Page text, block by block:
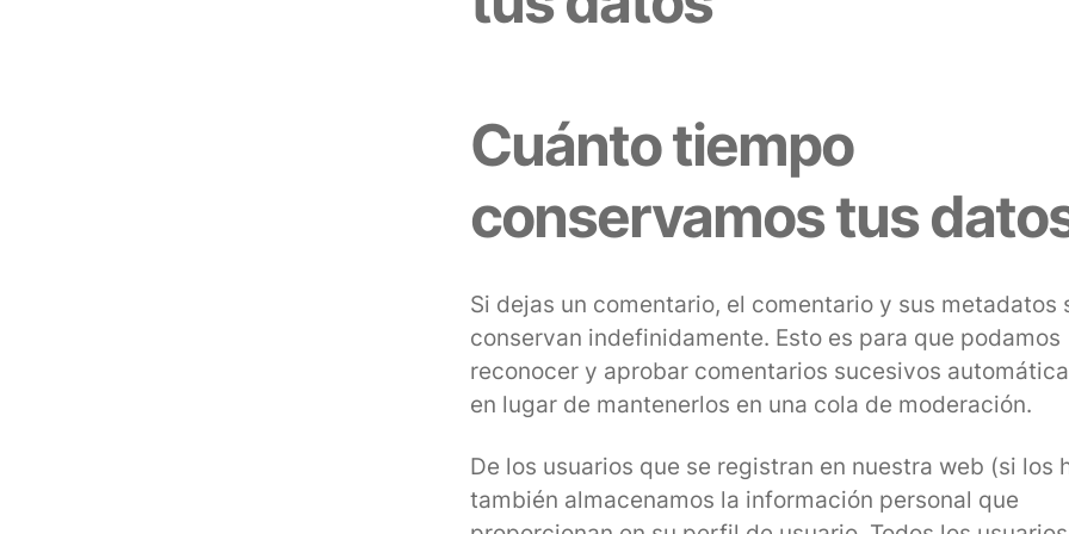
Cuánto tiempo
conservamos tus
Si dejas un comentario, el comentario y sus metadatos
conservan indefinidamente. Esto es para que podamos
reconocer y aprobar comentarios sucesivos
en lugar de mantenerlos en una cola de moderación.
De los usuarios que se registran en nuestra web (si los
también almacenamos la información personal que